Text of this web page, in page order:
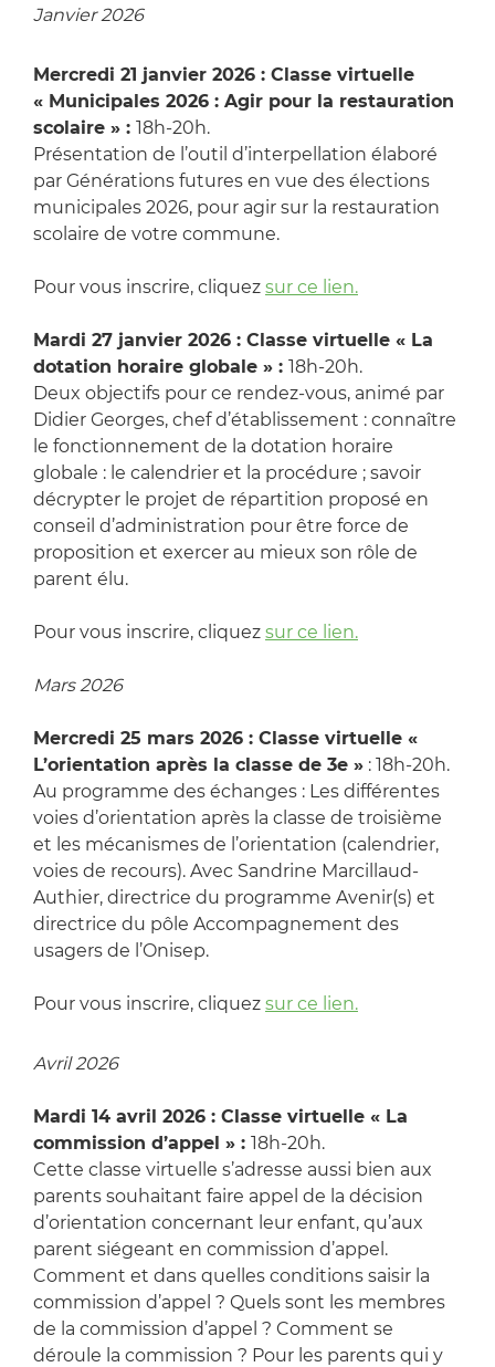
Janvier 2026
Mercredi 21 janvier 2026 : Classe virtuelle
« Municipales 2026 : Agir pour la restauration
scolaire » : 18h-20h.
Présentation de l’outil d’interpellation élaboré
par Générations futures en vue des élections
municipales 2026, pour agir sur la restauration
scolaire de votre commune.
Pour vous inscrire, cliquez sur ce lien.
Mardi 27 janvier 2026 : Classe virtuelle « La
dotation horaire globale » : 18h-20h.
Deux objectifs pour ce rendez-vous, animé par
Didier Georges, chef d’établissement : connaître
le fonctionnement de la dotation horaire
globale : le calendrier et la procédure ; savoir
décrypter le projet de répartition proposé en
conseil d’administration pour être force de
proposition et exercer au mieux son rôle de
parent élu.
Pour vous inscrire, cliquez sur ce lien.
Mars 2026
Mercredi 25 mars 2026 : Classe virtuelle «
L’orientation après la classe de 3e » : 18h-20h.
Au programme des échanges : Les différentes
voies d’orientation après la classe de troisième
et les mécanismes de l’orientation (calendrier,
voies de recours). Avec Sandrine Marcillaud-
Authier, directrice du programme Avenir(s) et
directrice du pôle Accompagnement des
usagers de l’Onisep.
Pour vous inscrire, cliquez sur ce lien.
Avril 2026
Mardi 14 avril 2026 : Classe virtuelle « La
commission d’appel » : 18h-20h.
Cette classe virtuelle s’adresse aussi bien aux
parents souhaitant faire appel de la décision
d’orientation concernant leur enfant, qu’aux
parent siégeant en commission d’appel.
Comment et dans quelles conditions saisir la
commission d’appel ? Quels sont les membres
de la commission d’appel ? Comment se
déroule la commission ? Pour les parents qui y